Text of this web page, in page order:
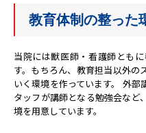
教育体制の整った
当院には獣医師・看護師とも
す。もちろん、教育担当以外の
いく環境を作っています。 外
タッフが講師となる勉強会など
境を用意しています。